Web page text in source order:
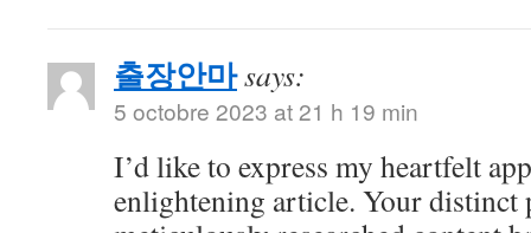
출장안마says:
5 octobre 2023 at 21 h 19 min
I’d like to express my heartfelt
enlightening article. Your distinct